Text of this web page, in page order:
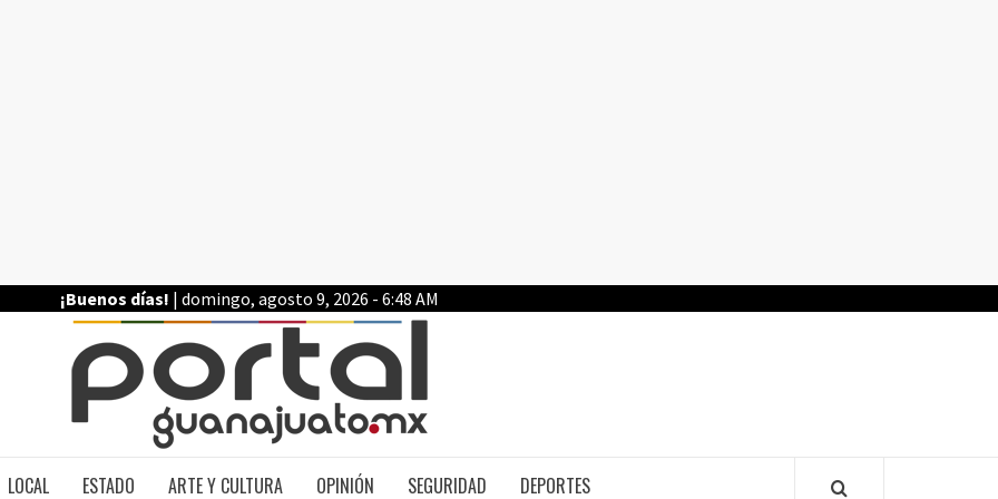
¡Buenos días! | domingo, agosto 9, 2026 - 6:48 AM
LOCAL ESTADO ARTE Y CULTURA OPINIÓN SEGURIDAD DEPORTES